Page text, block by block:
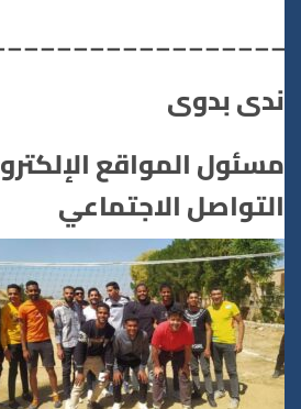
ندى بدوى
مسئول المواقع
التواصل الاجتماعي